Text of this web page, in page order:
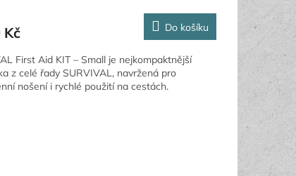
Kč Do košíku
First Aid KIT – Small je nejkompaktnější
z celé řady SURVIVAL, navržená pro
nošení i rychlé použití na cestách.